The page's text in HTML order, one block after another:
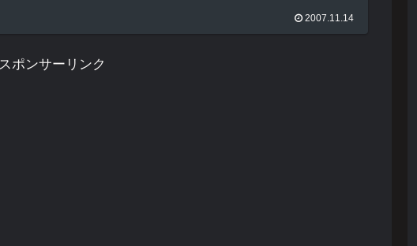
2007.11.14
スポンサーリンク